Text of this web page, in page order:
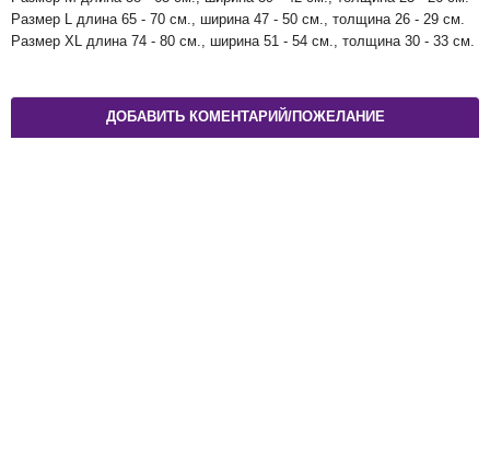
Размер L длина 65 - 70 см., ширина 47 - 50 см., толщина 26 - 29 см.
Размер XL длина 74 - 80 см., ширина 51 - 54 см., толщина 30 - 33 см.
ДОБАВИТЬ КОМЕНТАРИЙ/ПОЖЕЛАНИЕ